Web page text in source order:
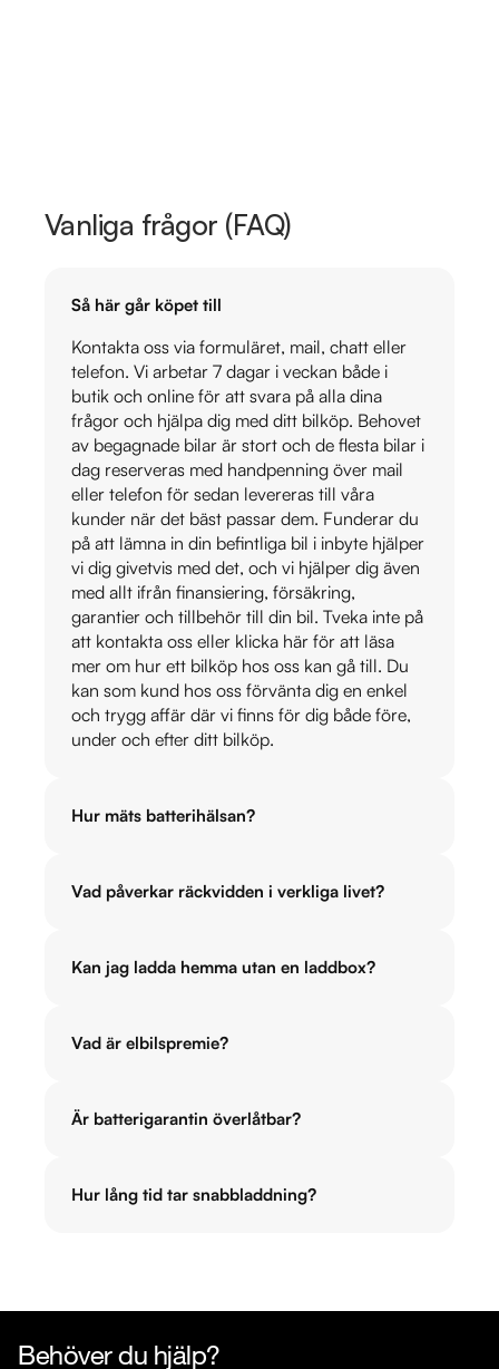
Vanliga frågor (FAQ)
Så här går köpet till
Kontakta oss via formuläret, mail, chatt eller
telefon. Vi arbetar 7 dagar i veckan både i
butik och online för att svara på alla dina
frågor och hjälpa dig med ditt bilköp. Behovet
av begagnade bilar är stort och de flesta bilar i
dag reserveras med handpenning över mail
eller telefon för sedan levereras till våra
kunder när det bäst passar dem. Funderar du
på att lämna in din befintliga bil i inbyte hjälper
vi dig givetvis med det, och vi hjälper dig även
med allt ifrån finansiering, försäkring,
garantier och tillbehör till din bil. Tveka inte på
att kontakta oss eller klicka här för att läsa
mer om hur ett bilköp hos oss kan gå till. Du
kan som kund hos oss förvänta dig en enkel
och trygg affär där vi finns för dig både före,
under och efter ditt bilköp.
Hur mäts batterihälsan?
Vad påverkar räckvidden i verkliga livet?
Kan jag ladda hemma utan en laddbox?
Vad är elbilspremie?
Är batterigarantin överlåtbar?
Hur lång tid tar snabbladdning?
Behöver du hjälp?